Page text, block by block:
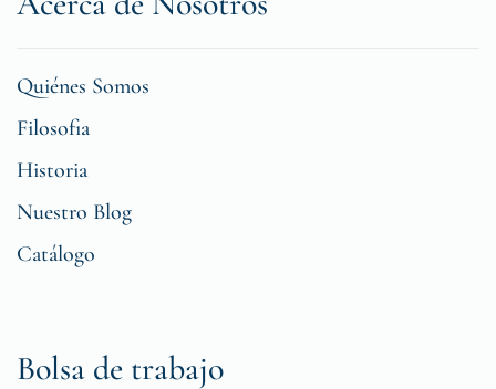
Quiénes Somos
Filosofia
Historia
Nuestro Blog
Catálogo
Bolsa de trabajo